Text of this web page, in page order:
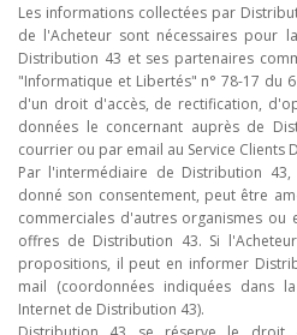
Les informations collectées par
de l'Acheteur sont nécessaires pour
Distribution 43 et ses partenaires
"Informatique et Libertés" n° 78-17 du
d'un droit d'accès, de rectification,
données le concernant auprès de
courrier ou par email au Service Clients
Par l'intermédiaire de Distribution
donné son consentement, peut être
commerciales d'autres organismes
offres de Distribution 43. Si
propositions, il peut en informer
mail (coordonnées indiquées dans
Internet de Distribution 43).